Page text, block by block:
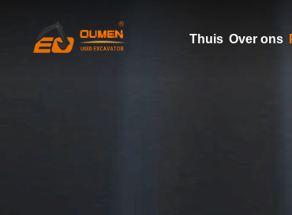
Thuis Over ons